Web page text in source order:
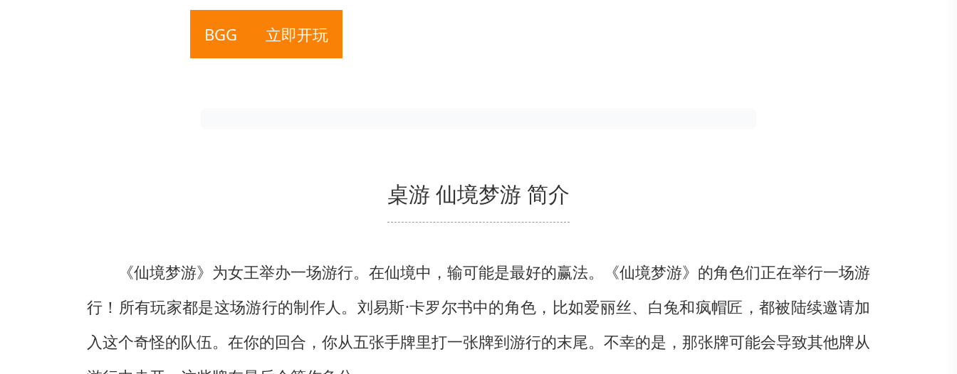
BGG 立即开玩
桌游 仙境梦游 简介
《仙境梦游》为女王举办一场游行。在仙境中，输可能是最好的赢法。《仙境梦游》的角色们正在举行一场游
行！所有玩家都是这场游行的制作人。刘易斯·卡罗尔书中的角色，比如爱丽丝、白兔和疯帽匠，都被陆续邀请加
入这个奇怪的队伍。在你的回合，你从五张手牌里打一张牌到游行的末尾。不幸的是，那张牌可能会导致其他牌从